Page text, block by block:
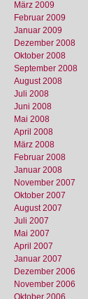
März 2009
Februar 2009
Januar 2009
Dezember 2008
Oktober 2008
September 2008
August 2008
Juli 2008
Juni 2008
Mai 2008
April 2008
März 2008
Februar 2008
Januar 2008
November 2007
Oktober 2007
August 2007
Juli 2007
Mai 2007
April 2007
Januar 2007
Dezember 2006
November 2006
Oktober 2006